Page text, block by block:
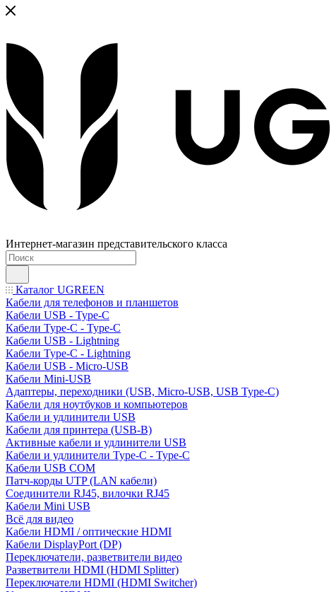
Интернет-магазин представительского класса
Каталог UGREEN
Кабели для телефонов и планшетов
Кабели USB - Type-C
Кабели Type-C - Type-C
Кабели USB - Lightning
Кабели Type-C - Lightning
Кабели USB - Micro-USB
Кабели Mini-USB
Адаптеры, переходники (USB, Micro-USB, USB Type-C)
Кабели для ноутбуков и компьютеров
Кабели и удлинители USB
Кабели для принтера (USB-B)
Активные кабели и удлинители USB
Кабели и удлинители Type-C - Type-C
Кабели USB COM
Патч-корды UTP (LAN кабели)
Соединители RJ45, вилочки RJ45
Кабели Mini USB
Всё для видео
Кабели HDMI / оптические HDMI
Кабели DisplayPort (DP)
Переключатели, разветвители видео
Разветвители HDMI (HDMI Splitter)
Переключатели HDMI (HDMI Switcher)